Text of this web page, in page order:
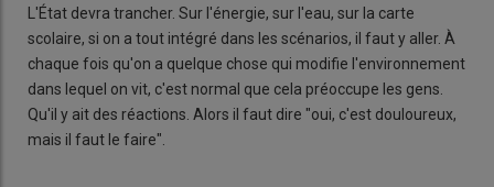
L'État devra trancher. Sur l'énergie, sur l'eau, sur la carte
scolaire, si on a tout intégré dans les scénarios, il faut y aller. À
chaque fois qu'on a quelque chose qui modifie l'environnement
dans lequel on vit, c'est normal que cela préoccupe les gens.
Qu'il y ait des réactions. Alors il faut dire "oui, c'est douloureux,
mais il faut le faire".